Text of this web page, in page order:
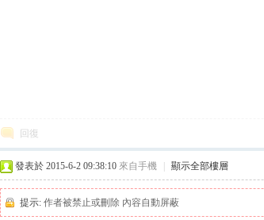
回復
發表於 2015-6-2 09:38:10 來自手機 顯示全部樓層
提示: 作者被禁止或刪除 內容自動屏蔽